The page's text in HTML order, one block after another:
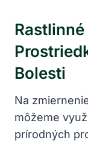
Bolesti
Na
môžeme
prírodných